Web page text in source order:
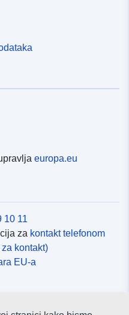
europa.eu
10 11
za kontakt telefonom
kontakt)
EU-a